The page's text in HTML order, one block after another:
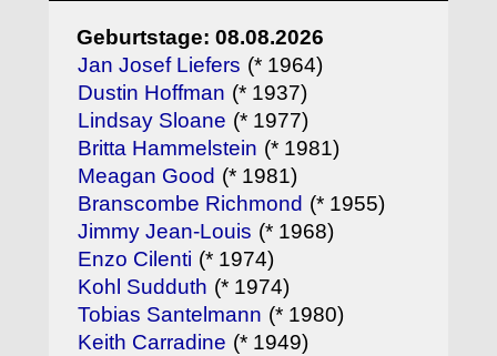
Geburtstage: 08.08.2026
Jan Josef Liefers (* 1964)
Dustin Hoffman (* 1937)
Lindsay Sloane (* 1977)
Britta Hammelstein (* 1981)
Meagan Good (* 1981)
Branscombe Richmond (* 1955)
Jimmy Jean-Louis (* 1968)
Enzo Cilenti (* 1974)
Kohl Sudduth (* 1974)
Tobias Santelmann (* 1980)
Keith Carradine (* 1949)